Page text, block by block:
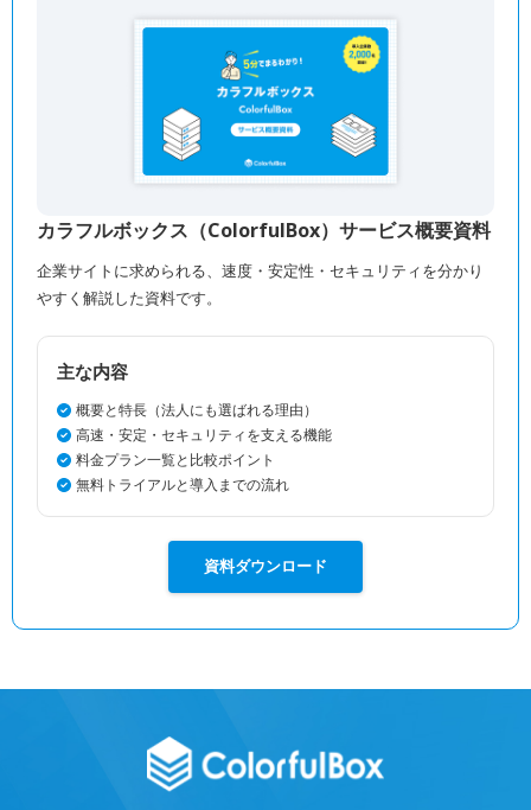
カラフルボックス（ColorfulBox）サービス概要資料
企業サイトに求められる、速度・安定性・セキュリティを分かり
やすく解説した資料です。
主な内容
概要と特長（法人にも選ばれる理由）
高速・安定・セキュリティを支える機能
料金プラン一覧と比較ポイント
無料トライアルと導入までの流れ
資料ダウンロード